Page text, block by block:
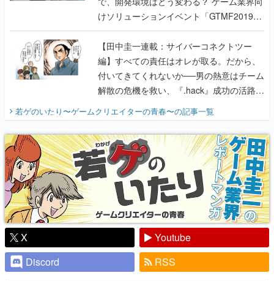
けソリューションイベント「GTMF2019」
に行って、より理解を深めよう【PR】
【田中圭一連載：サイバーコネクトツー
編】すべての責任はオレが取る。だから、
付いてきてくれないか──男の熱意はチーム
解散の危機を救い、『.hack』成功の活路を
『少年ジャンプ』色だった【若ゲのいた
り】
若ゲのいたり〜ゲームクリエイターの青春〜の記事一覧
X
Youtube
Discord
RSS